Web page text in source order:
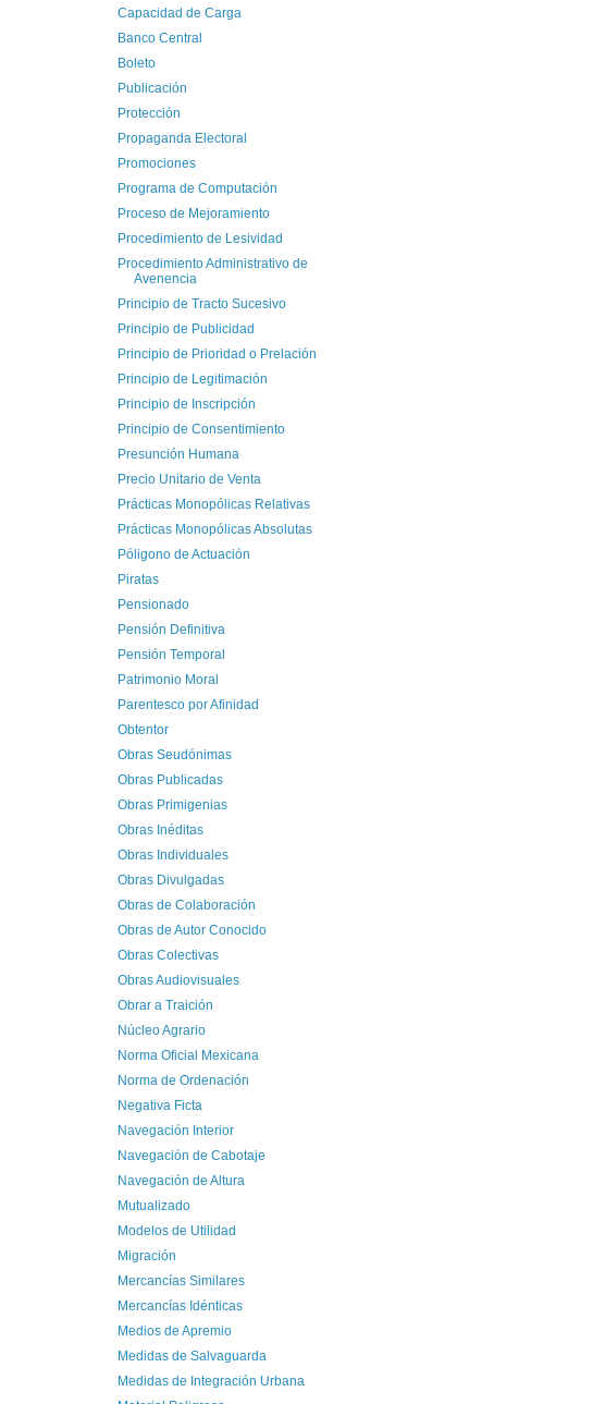
Capacidad de Carga
Banco Central
Boleto
Publicación
Protección
Propaganda Electoral
Promociones
Programa de Computación
Proceso de Mejoramiento
Procedimiento de Lesividad
Procedimiento Administrativo de
Avenencia
Principio de Tracto Sucesivo
Principio de Publicidad
Principio de Prioridad o Prelación
Principio de Legitimación
Principio de Inscripción
Principio de Consentimiento
Presunción Humana
Precio Unitario de Venta
Prácticas Monopólicas Relativas
Prácticas Monopólicas Absolutas
Póligono de Actuación
Piratas
Pensionado
Pensión Definitiva
Pensión Temporal
Patrimonio Moral
Parentesco por Afinidad
Obtentor
Obras Seudónimas
Obras Publicadas
Obras Primigenias
Obras Inéditas
Obras Individuales
Obras Divulgadas
Obras de Colaboración
Obras de Autor Conocido
Obras Colectivas
Obras Audiovisuales
Obrar a Traición
Núcleo Agrario
Norma Oficial Mexicana
Norma de Ordenación
Negativa Ficta
Navegación Interior
Navegación de Cabotaje
Navegación de Altura
Mutualizado
Modelos de Utilidad
Migración
Mercancías Similares
Mercancías Idénticas
Medios de Apremio
Medidas de Salvaguarda
Medidas de Integración Urbana